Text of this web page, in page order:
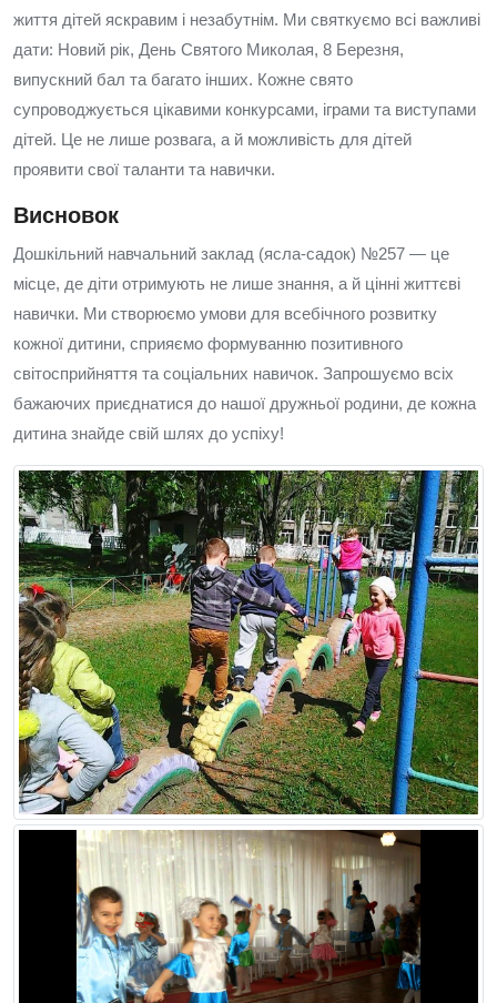
життя дітей яскравим і незабутнім. Ми святкуємо всі важливі
дати: Новий рік, День Святого Миколая, 8 Березня,
випускний бал та багато інших. Кожне свято
супроводжується цікавими конкурсами, іграми та виступами
дітей. Це не лише розвага, а й можливість для дітей
проявити свої таланти та навички.
Висновок
Дошкільний навчальний заклад (ясла-садок) №257 — це
місце, де діти отримують не лише знання, а й цінні життєві
навички. Ми створюємо умови для всебічного розвитку
кожної дитини, сприяємо формуванню позитивного
світосприйняття та соціальних навичок. Запрошуємо всіх
бажаючих приєднатися до нашої дружньої родини, де кожна
дитина знайде свій шлях до успіху!